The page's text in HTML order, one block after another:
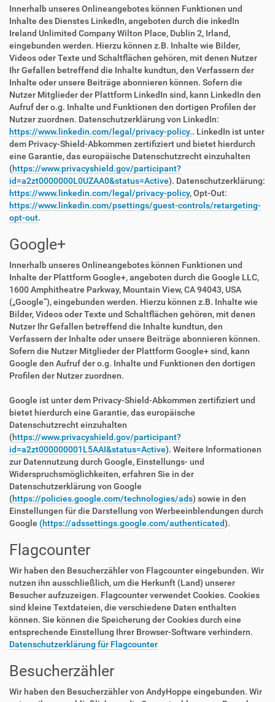
Innerhalb unseres Onlineangebotes können Funktionen und
Inhalte des Dienstes LinkedIn, angeboten durch die inkedIn
Ireland Unlimited Company Wilton Place, Dublin 2, Irland,
eingebunden werden. Hierzu können z.B. Inhalte wie Bilder,
Videos oder Texte und Schaltflächen gehören, mit denen Nutzer
Ihr Gefallen betreffend die Inhalte kundtun, den Verfassern der
Inhalte oder unsere Beiträge abonnieren können. Sofern die
Nutzer Mitglieder der Plattform LinkedIn sind, kann LinkedIn den
Aufruf der o.g. Inhalte und Funktionen den dortigen Profilen der
Nutzer zuordnen. Datenschutzerklärung von LinkedIn:
https://www.linkedin.com/legal/privacy-policy.. LinkedIn ist unter
dem Privacy-Shield-Abkommen zertifiziert und bietet hierdurch
eine Garantie, das europäische Datenschutzrecht einzuhalten
(https://www.privacyshield.gov/participant?
id=a2zt0000000L0UZAA0&status=Active). Datenschutzerklärung:
https://www.linkedin.com/legal/privacy-policy, Opt-Out:
https://www.linkedin.com/psettings/guest-controls/retargeting-
opt-out.
Google+
Innerhalb unseres Onlineangebotes können Funktionen und
Inhalte der Plattform Google+, angeboten durch die Google LLC,
1600 Amphitheatre Parkway, Mountain View, CA 94043, USA
(„Google“), eingebunden werden. Hierzu können z.B. Inhalte wie
Bilder, Videos oder Texte und Schaltflächen gehören, mit denen
Nutzer Ihr Gefallen betreffend die Inhalte kundtun, den
Verfassern der Inhalte oder unsere Beiträge abonnieren können.
Sofern die Nutzer Mitglieder der Plattform Google+ sind, kann
Google den Aufruf der o.g. Inhalte und Funktionen den dortigen
Profilen der Nutzer zuordnen.
Google ist unter dem Privacy-Shield-Abkommen zertifiziert und
bietet hierdurch eine Garantie, das europäische
Datenschutzrecht einzuhalten
(https://www.privacyshield.gov/participant?
id=a2zt000000001L5AAI&status=Active). Weitere Informationen
zur Datennutzung durch Google, Einstellungs- und
Widerspruchsmöglichkeiten, erfahren Sie in der
Datenschutzerklärung von Google
(https://policies.google.com/technologies/ads) sowie in den
Einstellungen für die Darstellung von Werbeeinblendungen durch
Google (https://adssettings.google.com/authenticated).
Flagcounter
Wir haben den Besucherzähler von Flagcounter eingebunden. Wir
nutzen ihn ausschließlich, um die Herkunft (Land) unserer
Besucher aufzuzeigen. Flagcounter verwendet Cookies. Cookies
sind kleine Textdateien, die verschiedene Daten enthalten
können. Sie können die Speicherung der Cookies durch eine
entsprechende Einstellung Ihrer Browser-Software verhindern.
Datenschutzerklärung für Flagcounter
Besucherzähler
Wir haben den Besucherzähler von AndyHoppe eingebunden. Wir